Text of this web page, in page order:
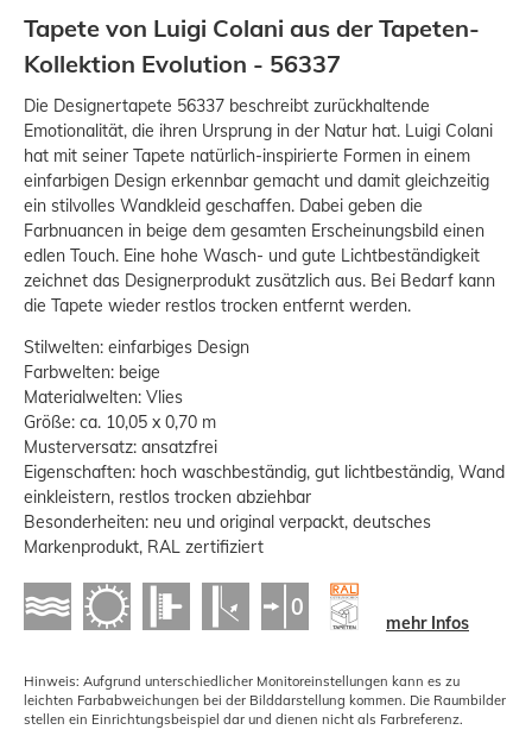
Tapete von Luigi Colani aus der Tapeten-
Kollektion Evolution - 56337
Die Designertapete 56337 beschreibt zurückhaltende
Emotionalität, die ihren Ursprung in der Natur hat. Luigi Colani
hat mit seiner Tapete natürlich-inspirierte Formen in einem
einfarbigen Design erkennbar gemacht und damit gleichzeitig
ein stilvolles Wandkleid geschaffen. Dabei geben die
Farbnuancen in beige dem gesamten Erscheinungsbild einen
edlen Touch. Eine hohe Wasch- und gute Lichtbeständigkeit
zeichnet das Designerprodukt zusätzlich aus. Bei Bedarf kann
die Tapete wieder restlos trocken entfernt werden.
Stilwelten: einfarbiges Design
Farbwelten: beige
Materialwelten: Vlies
Größe: ca. 10,05 x 0,70 m
Musterversatz: ansatzfrei
Eigenschaften: hoch waschbeständig, gut lichtbeständig, Wand
einkleistern, restlos trocken abziehbar
Besonderheiten: neu und original verpackt, deutsches
Markenprodukt, RAL zertifiziert
mehr Infos
Hinweis: Aufgrund unterschiedlicher Monitoreinstellungen kann es zu
leichten Farbabweichungen bei der Bilddarstellung kommen. Die Raumbilder
stellen ein Einrichtungsbeispiel dar und dienen nicht als Farbreferenz.